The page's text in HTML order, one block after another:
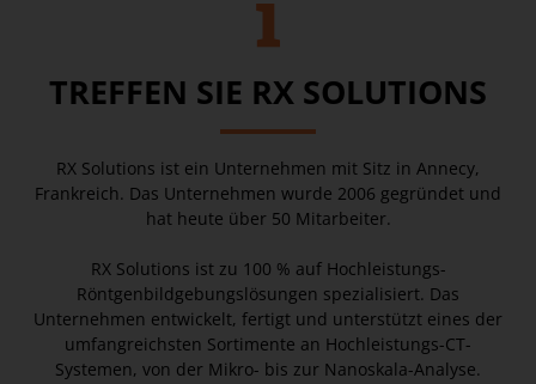
TREFFEN SIE RX SOLUTIONS
RX Solutions ist ein Unternehmen mit Sitz in Annecy,
Frankreich. Das Unternehmen wurde 2006 gegründet und
hat heute über 50 Mitarbeiter.
RX Solutions ist zu 100 % auf Hochleistungs-
Röntgenbildgebungslösungen spezialisiert. Das
Unternehmen entwickelt, fertigt und unterstützt eines der
umfangreichsten Sortimente an Hochleistungs-CT-
Systemen, von der Mikro- bis zur Nanoskala-Analyse.